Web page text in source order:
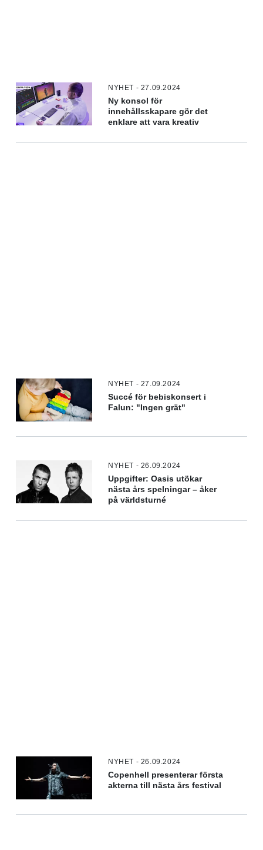
NYHET - 27.09.2024
Ny konsol för
innehållsskapare gör det
enklare att vara kreativ
NYHET - 27.09.2024
Succé för bebiskonsert i
Falun: "Ingen grät"
NYHET - 26.09.2024
Uppgifter: Oasis utökar
nästa års spelningar – åker
på världsturné
NYHET - 26.09.2024
Copenhell presenterar första
akterna till nästa års festival